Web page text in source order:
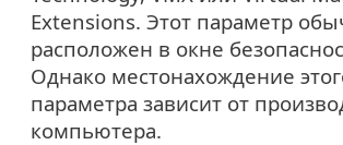
Extensions. Этот параметр
расположен в окне
Однако местонахождение
параметра зависит от
компьютера.